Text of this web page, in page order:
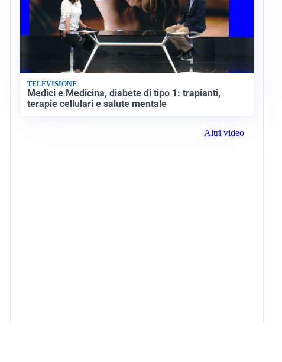
TELEVISIONE
Medici e Medicina, diabete di tipo 1: trapianti,
terapie cellulari e salute mentale
Altri video